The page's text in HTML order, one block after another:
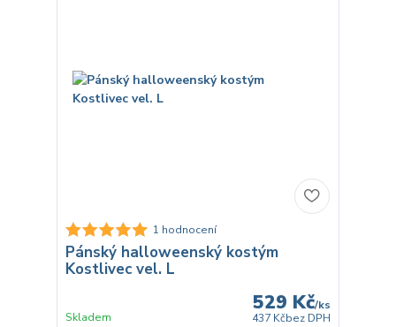
1 hodnocení
Pánský halloweenský kostým
Kostlivec vel. L
529 Kč/ks
437 Kčbez DPH
Skladem